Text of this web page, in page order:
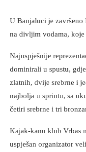
U Banjaluci je
na divljim vodama,
Najuspješnije
dominirali u spustu,
zlatnih, dvije srebrne i
najbolja u sprintu, sa
četiri srebrne i tri
Kajak-kanu klub Vrbas
uspješan organizator